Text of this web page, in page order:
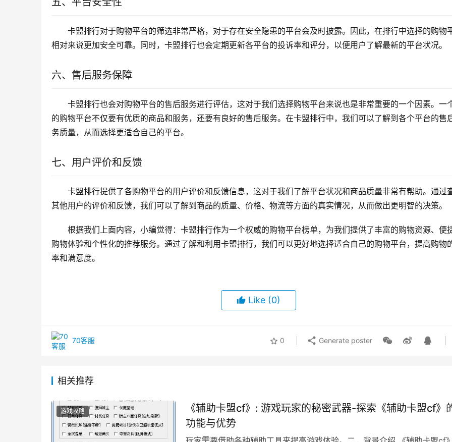
卡盟排行对于购物平台的筛选非常严格，对于存在安全隐患的平台会及时披露。因此，在排行中选择的购物
相对来说更加安全可靠。同时，卡盟排行也会定期更新各平台的投诉率和评分，以便用户了解最新的平台状况。
六、售后服务保障
卡盟排行也会对购物平台的售后服务进行评估，这对于我们选择购物平台来说也是非常重要的一个因素。一
的购物平台不仅要有优质的商品和服务，还要有良好的售后服务。在卡盟排行中，我们可以了解到各个平台的售
务质量，从而选择更适合自己的平台。
七、用户评价和反馈
卡盟排行提供了各购物平台的用户评价和反馈信息，这对于我们了解平台状况和商品质量非常有帮助。通过
其他用户的评价和反馈，我们可以了解到商品的质量、价格、物流等方面的真实情况，从而做出更明智的决策。
根据我们上面内容，小编觉得：卡盟排行作为一个权威的购物平台榜单，为我们提供了丰富的购物资源、便
购物体验和个性化的推荐服务。通过了解和利用卡盟排行，我们可以更好地选择适合自己的购物平台，提高购物
率和满意度。
Like (0)
70客服 0 Generate poster
相关推荐
游戏攻略
《辅助卡盟cf》: 游戏玩家的秘密武器-探索《辅助卡盟cf》
功能与优势